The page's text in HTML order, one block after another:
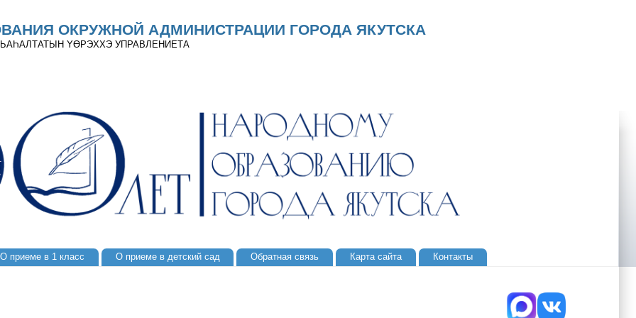
ОКРУЖНОЙ АДМИНИСТРАЦИИ ГОРОДА ЯКУТСКА
YӨРЭХХЭ УПРАВЛЕНИЕТА
О приеме в 1 класс О приеме в детский сад Обратная связь Карта сайта Контакты